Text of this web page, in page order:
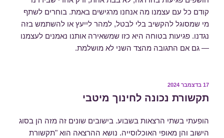
קודם כל עם עצמנו מה אנחנו מרגישים באמת. בוחרים לשתף
מי שמסוגל להקשיב בלי לבטל, למהר לייעץ או להשתמש בזה
נגדנו. פגיעות בטוחה היא כזו שמשאירה אותנו נאמנים לעצמנו
— גם אם התגובה מהצד השני לא מושלמת.
פורסם
17 בדצמבר 2024
תקשורת נכונה לחינוך מיטבי
הופעתי בשתי הרצאות בשבוע. בישובים שונים זה מזה הן בסוג
הישוב והן מאופי האוכלוסייה. נושא ההרצאה הוא "תקשורת